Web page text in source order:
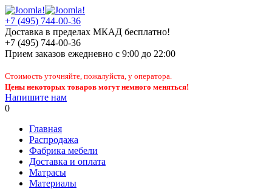
+7 (495) 744-00-36
Доставка в пределах МКАД бесплатно!
+7 (495) 744-00-36
Прием заказов ежедневно с 9:00 до 22:00
Стоимость уточняйте, пожалуйста, у оператора.
Цены некоторых товаров могут немного меняться!
Напишите нам
0
Главная
Распродажа
Фабрика мебели
Доставка и оплата
Матрасы
Материалы